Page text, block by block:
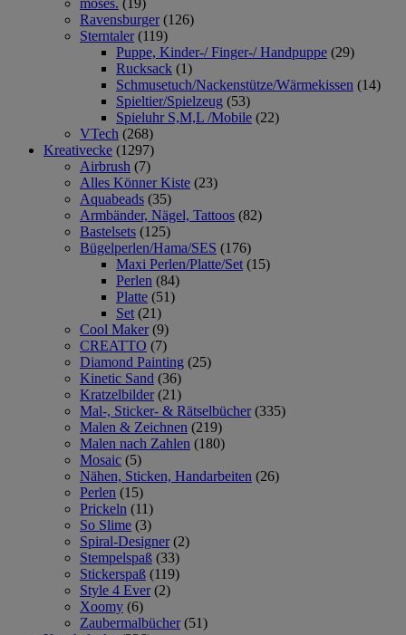
moses. (19)
Ravensburger (126)
Sterntaler (119)
Puppe, Kinder-/ Finger-/ Handpuppe (29)
Rucksack (1)
Schmusetuch/Nackenstütze/Wärmekissen (14)
Spieltier/Spielzeug (53)
Spieluhr S,M,L /Mobile (22)
VTech (268)
Kreativecke (1297)
Airbrush (7)
Alles Könner Kiste (23)
Aquabeads (35)
Armbänder, Nägel, Tattoos (82)
Bastelsets (125)
Bügelperlen/Hama/SES (176)
Maxi Perlen/Platte/Set (15)
Perlen (84)
Platte (51)
Set (21)
Cool Maker (9)
CREATTO (7)
Diamond Painting (25)
Kinetic Sand (36)
Kratzelbilder (21)
Mal-, Sticker- & Rätselbücher (335)
Malen & Zeichnen (219)
Malen nach Zahlen (180)
Mosaic (5)
Nähen, Sticken, Handarbeiten (26)
Perlen (15)
Prickeln (11)
So Slime (3)
Spiral-Designer (2)
Stempelspaß (33)
Stickerspaß (119)
Style 4 Ever (2)
Xoomy (6)
Zaubermalbücher (51)